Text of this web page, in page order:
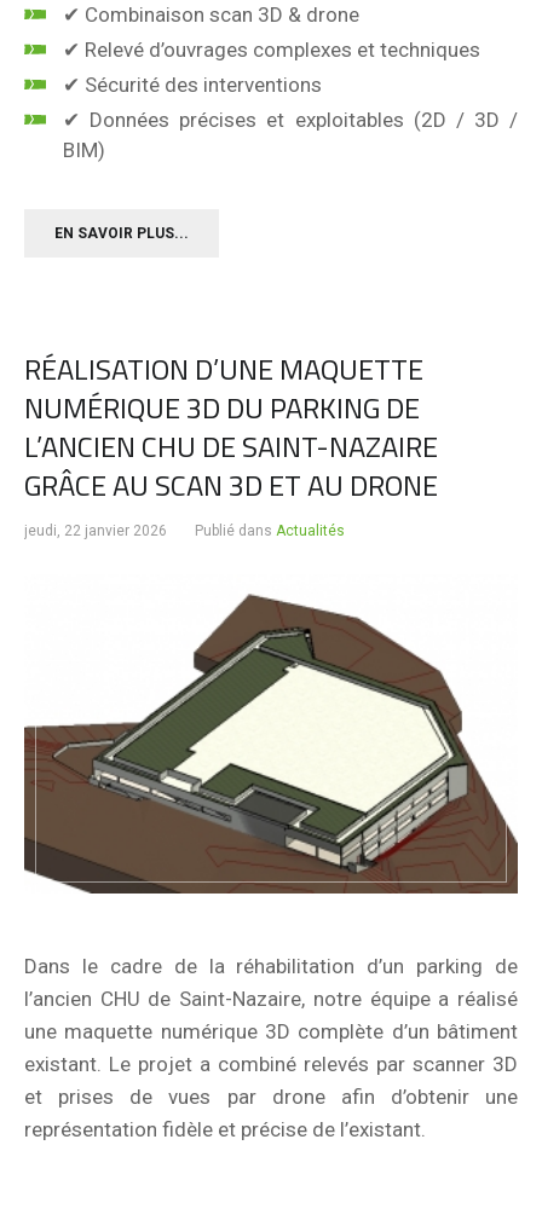
✔ Combinaison scan 3D & drone
✔ Relevé d’ouvrages complexes et techniques
✔ Sécurité des interventions
✔ Données précises et exploitables (2D / 3D /
BIM)
EN SAVOIR PLUS...
RÉALISATION D’UNE MAQUETTE
NUMÉRIQUE 3D DU PARKING DE
L’ANCIEN CHU DE SAINT-NAZAIRE
GRÂCE AU SCAN 3D ET AU DRONE
jeudi, 22 janvier 2026 Publié dans Actualités
Dans le cadre de la réhabilitation d’un parking de
l’ancien CHU de Saint-Nazaire, notre équipe a réalisé
une maquette numérique 3D complète d’un bâtiment
existant. Le projet a combiné relevés par scanner 3D
et prises de vues par drone afin d’obtenir une
représentation fidèle et précise de l’existant.